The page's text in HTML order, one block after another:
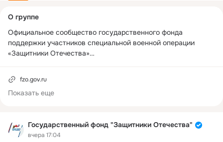
Государственный фонд "Защитники Отечества"
вчера 17:04
колонка
О группе
Официальное сообщество государственного фонда
поддержки участников специальной военной операции
«Защитники Отечества»
создании государственного фонда поддержки участников
специальной военной операции «Защитники Отечества» 3
апреля 2023 года.
сопровождение ветеранов СВО, семей погибших и
скончавшихся от ранений бойцов.
fzo.gov.ru
Показать еще